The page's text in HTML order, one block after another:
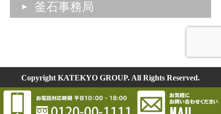
釜石事務局
Copyright KATEKYO GROUP. All Rights Reserved.